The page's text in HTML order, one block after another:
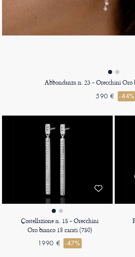
Abbondanza n. 23 - Orecchini Oro
590 € -44%
Costellazione n. 15 - Orecchini
Oro bianco 18 carati (750)
1990 € -47%